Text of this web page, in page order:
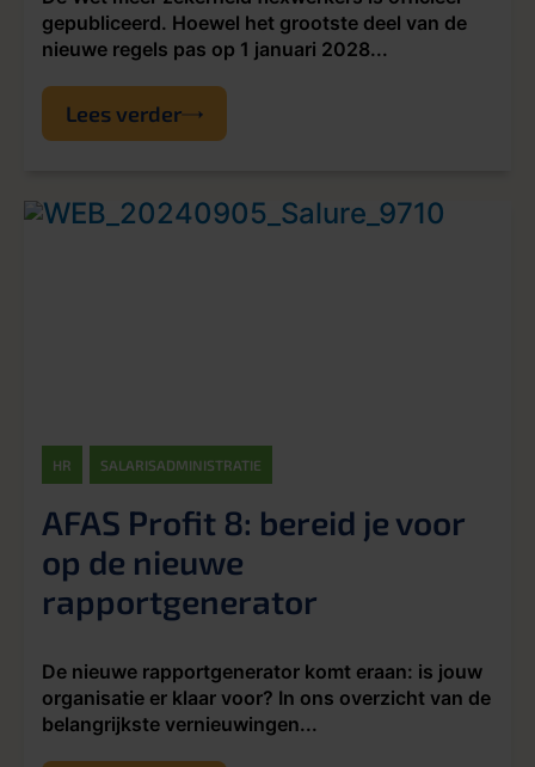
gepubliceerd. Hoewel het grootste deel van de
nieuwe regels pas op 1 januari 2028...
Lees verder
HR SALARISADMINISTRATIE
AFAS Profit 8: bereid je voor
op de nieuwe
rapportgenerator
De nieuwe rapportgenerator komt eraan: is jouw
organisatie er klaar voor? In ons overzicht van de
belangrijkste vernieuwingen...